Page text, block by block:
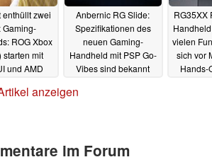
enthüllt zwei
Gaming-
ROG Xbox
starten mit
und AMD
Anbernic RG Slide:
Spezifikationen des
neuen Gaming-
Handheld mit PSP Go-
Vibes sind bekannt
RG35XX
vielen
sich vor
Hands-
anzeigen
im Forum